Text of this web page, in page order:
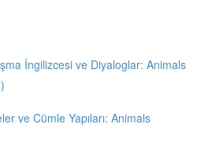
İngilizcesi ve Diyaloglar: Animals
ve Cümle Yapıları: Animals